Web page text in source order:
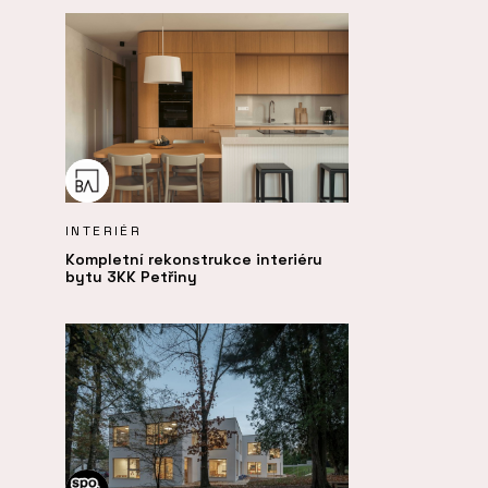
INTERIÉR
Kompletní rekonstrukce interiéru
bytu 3KK Petřiny